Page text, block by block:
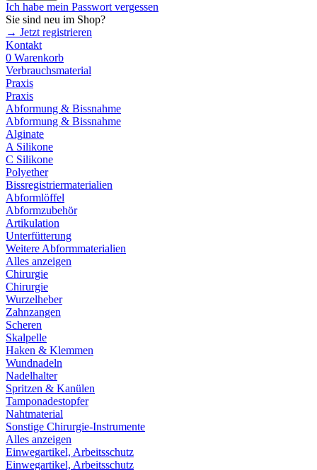
Ich habe mein Passwort vergessen
Sie sind neu im Shop?
→ Jetzt registrieren
Kontakt
0 Warenkorb
Verbrauchsmaterial
Praxis
Praxis
Abformung & Bissnahme
Abformung & Bissnahme
Alginate
A Silikone
C Silikone
Polyether
Bissregistriermaterialien
Abformlöffel
Abformzubehör
Artikulation
Unterfütterung
Weitere Abformmaterialien
Alles anzeigen
Chirurgie
Chirurgie
Wurzelheber
Zahnzangen
Scheren
Skalpelle
Haken & Klemmen
Wundnadeln
Nadelhalter
Spritzen & Kanülen
Tamponadestopfer
Nahtmaterial
Sonstige Chirurgie-Instrumente
Alles anzeigen
Einwegartikel, Arbeitsschutz
Einwegartikel, Arbeitsschutz